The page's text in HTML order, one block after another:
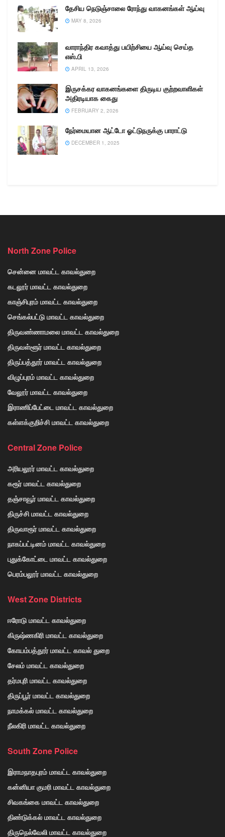
தேசிய நெடுஞ்சாலை ரோந்து வாகனங்கள் ஆய்வு
MAY 8, 2026
வாராந்திர கவாத்து பயிற்சியை ஆய்வு செய்த
எஸ்.பி
APRIL 13, 2026
இருசக்கர வாகனங்களை திருடிய குற்றவாளிகள்
அதிரடியாக கைது
FEBRUARY 2, 2026
நேர்மையான ஆட்டோ ஓட்டுநருக்கு பாராட்டு
DECEMBER 1, 2025
North Zone Police
சென்னை மாவட்ட காவல்துறை
கடலூர் மாவட்ட காவல்துறை
காஞ்சிபுரம் மாவட்ட காவல்துறை
செங்கல்பட்டு மாவட்ட காவல்துறை
திருவண்ணாமலை மாவட்ட காவல்துறை
திருவள்ளூர் மாவட்ட காவல்துறை
திருப்பத்தூர் மாவட்ட காவல்துறை
விழுப்புரம் மாவட்ட காவல்துறை
வேலூர் மாவட்ட காவல்துறை
இராணிப்பேட்டை மாவட்ட காவல்துறை
கள்ளக்குறிச்சி மாவட்ட காவல்துறை
Central Zone Police
அரியலூர் மாவட்ட காவல்துறை
கரூர் மாவட்ட காவல்துறை
தஞ்சாவூர் மாவட்ட காவல்துறை
திருச்சி மாவட்ட காவல்துறை
திருவாரூர் மாவட்ட காவல்துறை
நாகப்பட்டினம் மாவட்ட காவல்துறை
புதுக்கோட்டை மாவட்ட காவல்துறை
பெரம்பலூர் மாவட்ட காவல்துறை
West Zone Districts
ஈரோடு மாவட்ட காவல்துறை
கிருஷ்ணகிரி மாவட்ட காவல்துறை
கோயம்பத்தூர் மாவட்ட காவல் துறை
சேலம் மாவட்ட காவல்துறை
தர்மபுரி மாவட்ட காவல்துறை
திருப்பூர் மாவட்ட காவல்துறை
நாமக்கல் மாவட்ட காவல்துறை
நீலகிரி மாவட்ட காவல்துறை
South Zone Police
இராமநாதபுரம் மாவட்ட காவல்துறை
கன்னியா குமரி மாவட்ட காவல்துறை
சிவகங்கை மாவட்ட காவல்துறை
திண்டுக்கல் மாவட்ட காவல்துறை
திருநெல்வேலி மாவட்ட காவல்துறை